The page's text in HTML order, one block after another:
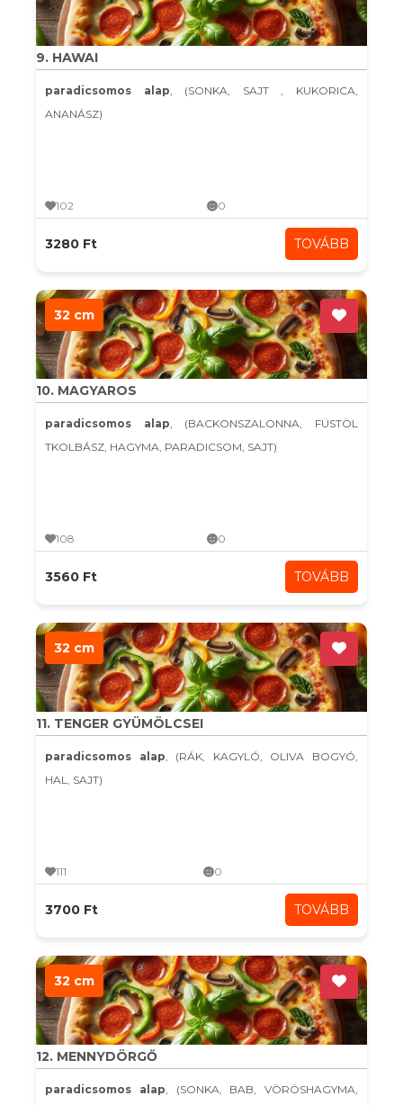
9. HAWAI
paradicsomos alap, (SONKA, SAJT , KUKORICA,
ANANÁSZ)
102 0
3280 Ft TOVÁBB
32 cm
10. MAGYAROS
paradicsomos alap, (BACKONSZALONNA, FÜSTÖL
TKOLBÁSZ, HAGYMA, PARADICSOM, SAJT)
108 0
3560 Ft TOVÁBB
32 cm
11. TENGER GYÜMÖLCSEI
paradicsomos alap, (RÁK, KAGYLÓ, OLIVA BOGYÓ,
HAL, SAJT)
111 0
3700 Ft TOVÁBB
32 cm
12. MENNYDÖRGŐ
paradicsomos alap, (SONKA, BAB, VÖRÖSHAGYMA,